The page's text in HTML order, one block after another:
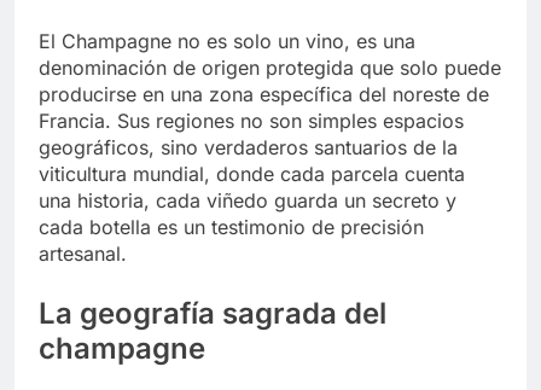
El Champagne no es solo un vino, es una
denominación de origen protegida que solo puede
producirse en una zona específica del noreste de
Francia. Sus regiones no son simples espacios
geográficos, sino verdaderos santuarios de la
viticultura mundial, donde cada parcela cuenta
una historia, cada viñedo guarda un secreto y
cada botella es un testimonio de precisión
artesanal.
La geografía sagrada del
champagne